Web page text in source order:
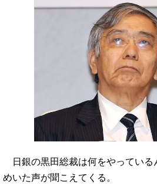
日銀の黒田総裁は何をやってい
めいた声が聞こえてくる。